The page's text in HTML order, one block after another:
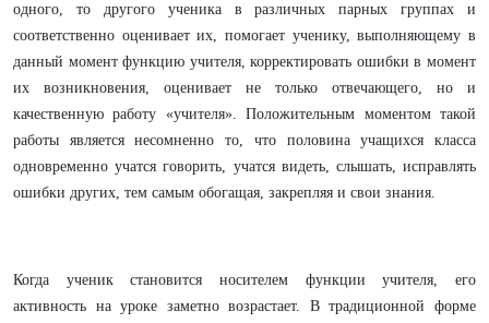
одного, то другого ученика в различных парных группах и
соответственно оценивает их, помогает ученику, выполняющему в
данный момент функцию учителя, корректировать ошибки в момент
их возникновения, оценивает не только отвечающего, но и
качественную работу «учителя». Положительным моментом такой
работы является несомненно то, что половина учащихся класса
одновременно учатся говорить, учатся видеть, слышать, исправлять
ошибки других, тем самым обогащая, закрепляя и свои знания.
Когда ученик становится носителем функции учителя, его
активность на уроке заметно возрастает. В традиционной форме